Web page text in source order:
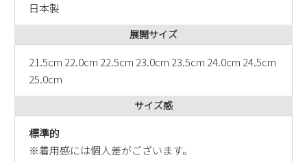
日本製
展開サイズ
21.5cm 22.0cm 22.5cm 23.0cm 23.5cm 24.0cm 24.5cm
25.0cm
サイズ感
標準的
※着用感には個人差がございます。